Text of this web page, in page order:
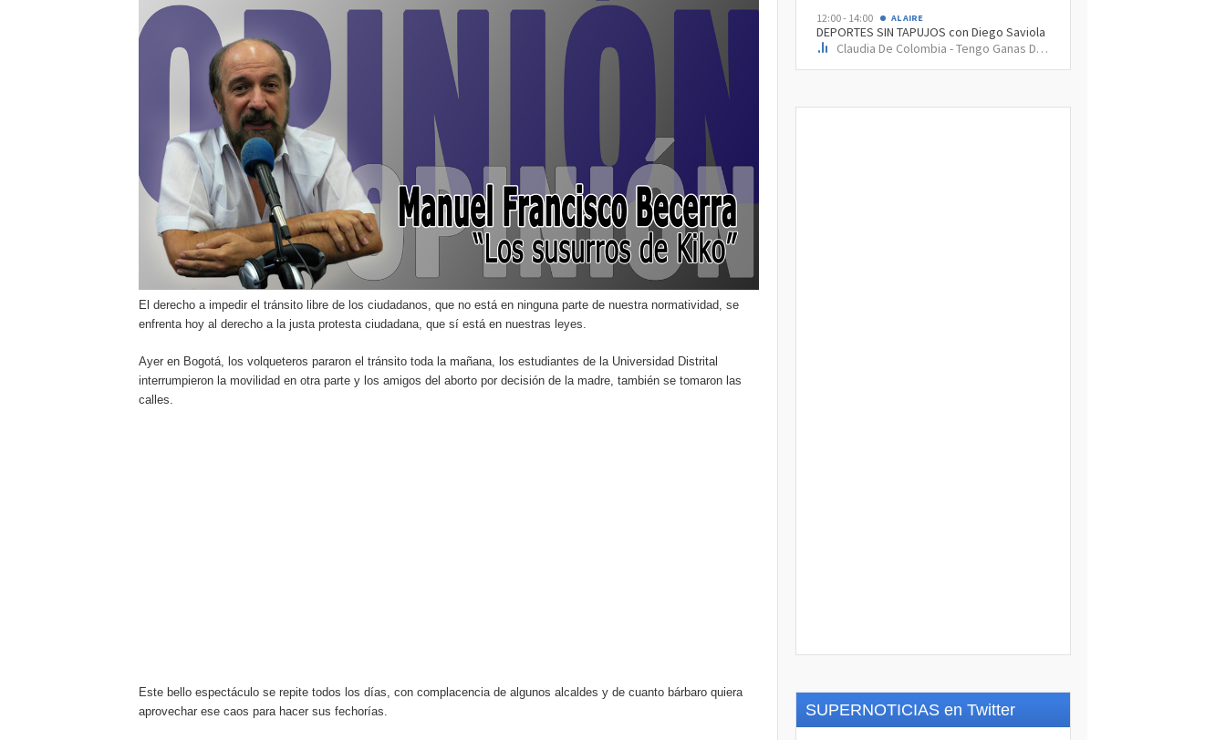
El derecho a impedir el tránsito libre de los ciudadanos, que no está en ninguna parte de nuestra normatividad, se
enfrenta hoy al derecho a la justa protesta ciudadana, que sí está en nuestras leyes.
Ayer en Bogotá, los volqueteros pararon el tránsito toda la mañana, los estudiantes de la Universidad Distrital
interrumpieron la movilidad en otra parte y los amigos del aborto por decisión de la madre, también se tomaron las
calles.
Este bello espectáculo se repite todos los días, con complacencia de algunos alcaldes y de cuanto bárbaro quiera
aprovechar ese caos para hacer sus fechorías.
SUPERNOTICIAS en Twitter